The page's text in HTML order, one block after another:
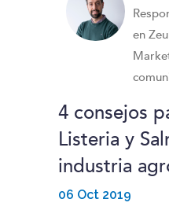
en
4 consejos
Listeria y
industria
06 Oct 2019